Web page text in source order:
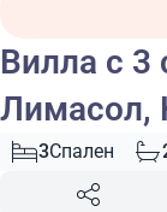
Вилла с 3
Лимасол,
3Спален